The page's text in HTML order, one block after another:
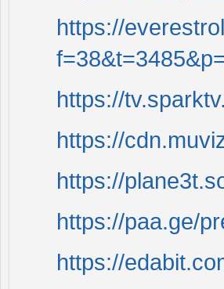
https://
https://
https://
https://
https://paa.ge/
https://